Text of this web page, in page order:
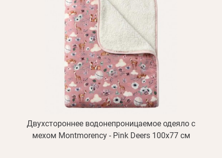
Двухстороннее водонепроницаемое одеяло с
мехом Montmorency - Pink Deers 100х77 см